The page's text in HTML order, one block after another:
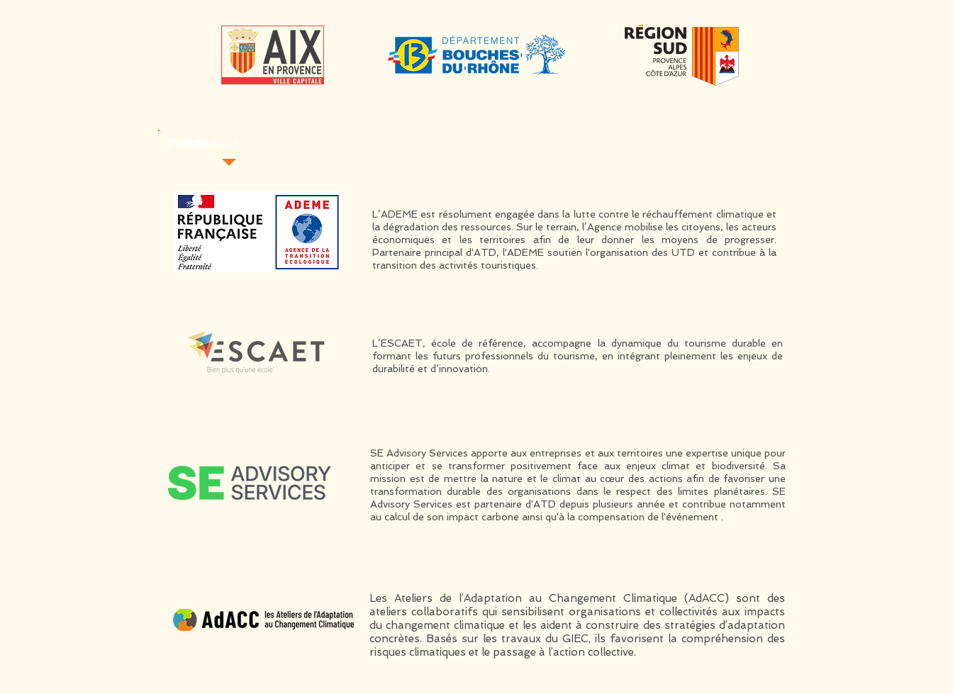
L’ADEME est résolument engagée dans la lutte contre le réchauffement climatique et
la dégradation des ressources. Sur le terrain, l’Agence mobilise les citoyens, les acteurs
économiques et les territoires afin de leur donner les moyens de progresser.
Partenaire principal d'ATD, l'ADEME soutien l'organisation des UTD et contribue à la
transition des activités touristiques.
L’ESCAET, école de référence, accompagne la dynamique du tourisme durable en
formant les futurs professionnels du tourisme, en intégrant pleinement les enjeux de
durabilité et d’innovation.
SE Advisory Services apporte aux entreprises et aux territoires une expertise unique pour
anticiper et se transformer positivement face aux enjeux climat et biodiversité. Sa
mission est de mettre la nature et le climat au cœur des actions afin de favoriser une
transformation durable des organisations dans le respect des limites planétaires. SE
Advisory Services est partenaire d'ATD depuis plusieurs année et contribue notamment
au calcul de son impact carbone ainsi qu'à la compensation de l'événement .
Les Ateliers de l’Adaptation au Changement Climatique (AdACC) sont des
ateliers collaboratifs qui sensibilisent organisations et collectivités aux impacts
du changement climatique et les aident à construire des stratégies d’adaptation
concrètes. Basés sur les travaux du GIEC, ils favorisent la compréhension des
risques climatiques et le passage à l’action collective.